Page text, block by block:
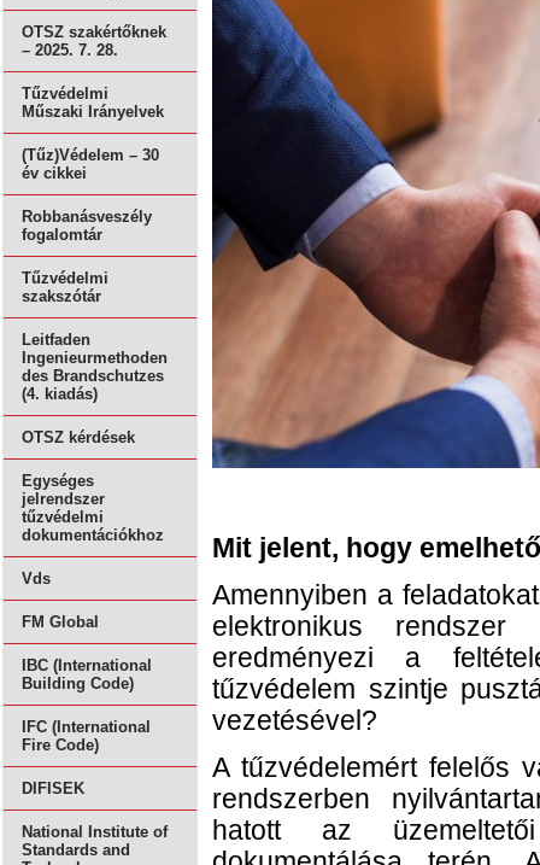
OTSZ szakértőknek
– 2025. 7. 28.
Tűzvédelmi
Műszaki Irányelvek
(Tűz)Védelem – 30
év cikkei
Robbanásveszély
fogalomtár
Tűzvédelmi
szakszótár
Leitfaden
Ingenieurmethoden
des Brandschutzes
(4. kiadás)
OTSZ kérdések
Egységes
jelrendszer
tűzvédelmi
dokumentációkhoz
Vds
FM Global
IBC (International
Building Code)
IFC (International
Fire Code)
DIFISEK
National Institute of
Standards and
Mit jelent, hogy
Amennyiben a
elektronikus
eredményezi a
tűzvédelem szintje
vezetésével?
A tűzvédelemért felelős
rendszerben
hatott az